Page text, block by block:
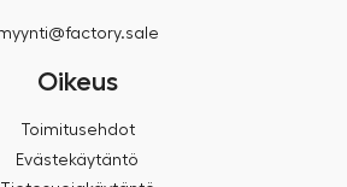
Oikeus
Toimitusehdot
Evästekäytäntö